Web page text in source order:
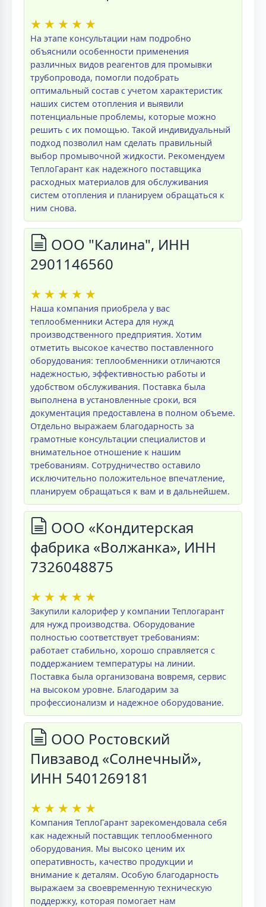
★ ★ ★ ★ ★
На этапе консультации нам подробно
объяснили особенности применения
различных видов реагентов для промывки
трубопровода, помогли подобрать
оптимальный состав с учетом характеристик
наших систем отопления и выявили
потенциальные проблемы, которые можно
решить с их помощью. Такой индивидуальный
подход позволил нам сделать правильный
выбор промывочной жидкости. Рекомендуем
ТеплоГарант как надежного поставщика
расходных материалов для обслуживания
систем отопления и планируем обращаться к
ним снова.
ООО "Калина", ИНН
2901146560
★ ★ ★ ★ ★
Наша компания приобрела у вас
теплообменники Астера для нужд
производственного предприятия. Хотим
отметить высокое качество поставленного
оборудования: теплообменники отличаются
надежностью, эффективностью работы и
удобством обслуживания. Поставка была
выполнена в установленные сроки, вся
документация предоставлена в полном объеме.
Отдельно выражаем благодарность за
грамотные консультации специалистов и
внимательное отношение к нашим
требованиям. Сотрудничество оставило
исключительно положительное впечатление,
планируем обращаться к вам и в дальнейшем.
ООО «Кондитерская
фабрика «Волжанка», ИНН
7326048875
★ ★ ★ ★ ★
Закупили калорифер у компании Теплогарант
для нужд производства. Оборудование
полностью соответствует требованиям:
работает стабильно, хорошо справляется с
поддержанием температуры на линии.
Поставка была организована вовремя, сервис
на высоком уровне. Благодарим за
профессионализм и надежное оборудование.
ООО Ростовский
Пивзавод «Солнечный»,
ИНН 5401269181
★ ★ ★ ★ ★
Компания ТеплоГарант зарекомендовала себя
как надежный поставщик теплообменного
оборудования. Мы высоко ценим их
оперативность, качество продукции и
внимание к деталям. Особую благодарность
выражаем за своевременную техническую
поддержку, которая помогает нам